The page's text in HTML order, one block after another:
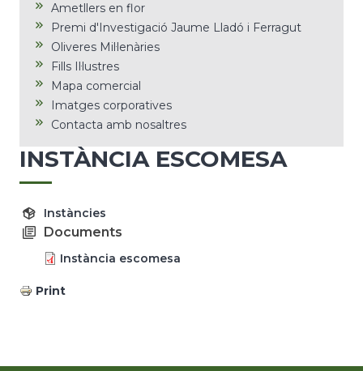
Ametllers en flor
Premi d'Investigació Jaume Lladó i Ferragut
Oliveres Mil·lenàries
Fills Il·lustres
Mapa comercial
Imatges corporatives
Contacta amb nosaltres
INSTÀNCIA ESCOMESA
Instàncies
Documents
Instància escomesa
Print